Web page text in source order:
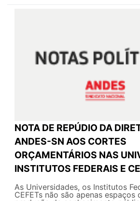
NOTA DE REPÚDIO DA
ANDES-SN AOS CORTES
ORÇAMENTÁRIOS NAS
INSTITUTOS FEDERAIS E
As Universidades, os Institutos
CEFETs não são apenas espaços